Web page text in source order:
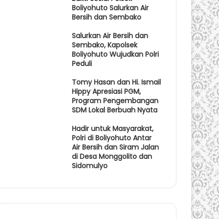
Boliyohuto Salurkan Air
Bersih dan Sembako
Salurkan Air Bersih dan
Sembako, Kapolsek
Boliyohuto Wujudkan Polri
Peduli
Tomy Hasan dan Hi. Ismail
Hippy Apresiasi PGM,
Program Pengembangan
SDM Lokal Berbuah Nyata
Hadir untuk Masyarakat,
Polri di Boliyohuto Antar
Air Bersih dan Siram Jalan
di Desa Monggolito dan
Sidomulyo